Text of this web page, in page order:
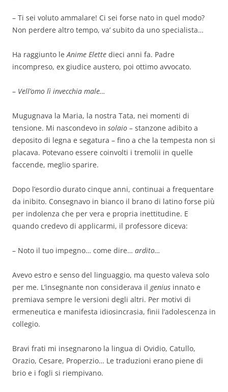
– Ti sei voluto ammalare! Ci sei forse nato in quel modo?
Non perdere altro tempo, va’ subito da uno specialista…
Ha raggiunto leAnime Elette dieci anni fa. Padre
incompreso, ex giudice austero, poi ottimo avvocato.
– Vell’omo lì invecchia male…
Mugugnava la Maria, la nostra Tata, nei momenti di
tensione. Mi nascondevo in solaio – stanzone adibito a
deposito di legna e segatura – fino a che la tempesta non si
placava. Potevano essere coinvolti i tremolii in quelle
faccende, meglio sparire.
Dopo l’esordio durato cinque anni, continuai a frequentare
da inibito. Consegnavo in bianco il brano di latino forse più
per indolenza che per vera e propria inettitudine. E
quando credevo di applicarmi, il professore diceva:
– Noto il tuo impegno… come dire… ardito…
Avevo estro e senso del linguaggio, ma questo valeva solo
per me. L’insegnante non considerava il genius innato e
premiava sempre le versioni degli altri. Per motivi di
ermeneutica e manifesta idiosincrasia, finii l’adolescenza in
collegio.
Bravi frati mi insegnarono la lingua di Ovidio, Catullo,
Orazio, Cesare, Properzio… Le traduzioni erano piene di
brio e i fogli si riempivano.